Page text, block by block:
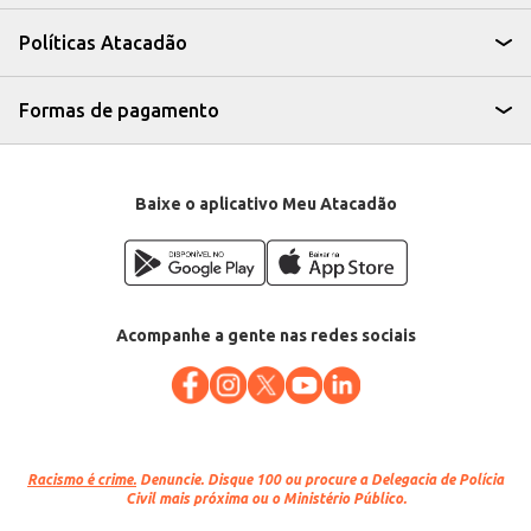
para diversas aplicações, atendendo às necessidades de estabelecimentos
comerciais e consumidores finais que buscam praticidade e sabor em suas
receitas. A compra por quilo na peça garante praticidade e otimiza o custo
Departamento: Frios e congelados
Categoria: Ricota e creme de ricota
Venda: Por quilo na peça
Políticas Atacadão
Formas de pagamento
Baixe o aplicativo Meu Atacadão
Acompanhe a gente nas redes sociais
Racismo é crime. Denuncie. Disque 100 ou procure a Delegacia de Polícia
Civil mais próxima ou o Ministério Público.